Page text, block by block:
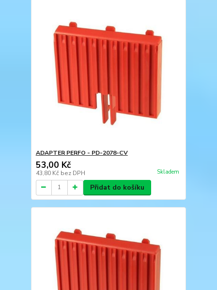
ADAPTER PERFO - PD-2078-CV
53,00 Kč
43,80 Kč bez DPH Skladem
Přidat do košíku